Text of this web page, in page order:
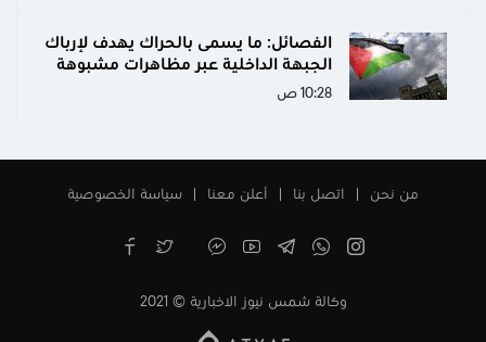
الفصائل: ما يسمى بالحراك يهدف لإرباك
الجبهة الداخلية عبر مظاهرات مشبوهة
10:28 ص
من نحن اتصل بنا أعلن معنا سياسة الخصوصية
وكالة شمس نيوز الاخبارية © 2021